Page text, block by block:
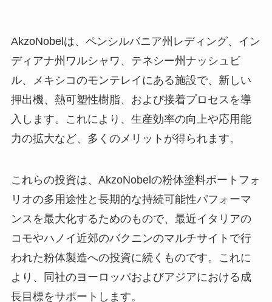
AkzoNobelは、ペンシルバニア州レディング、イン
ディアナ州ワルシャワ、テネシー州ナッシュビ
ル、メキシコのモンテレイにある施設で、新しい
押出機、熱可塑性樹脂、および接着プロセスを導
入します。これにより、生産効率の向上や応用能
力の拡大など、多くのメリットが得られます。
これらの投資は、AkzoNobelの粉体塗料ポートフォ
リオの多用途性と長期的な持続可能性パフォーマ
ンスを最大化するためのもので、最近イタリアの
コモやハノイ近郊のバクニンのマルチサイトで行
われた粉体製造への投資に続くものです。これに
より、同社のヨーロッパおよびアジアにおける成
長目標をサポートします。